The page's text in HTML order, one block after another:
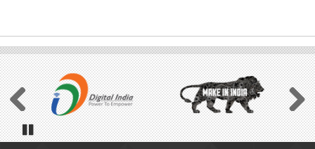
Previous
Next
Pause